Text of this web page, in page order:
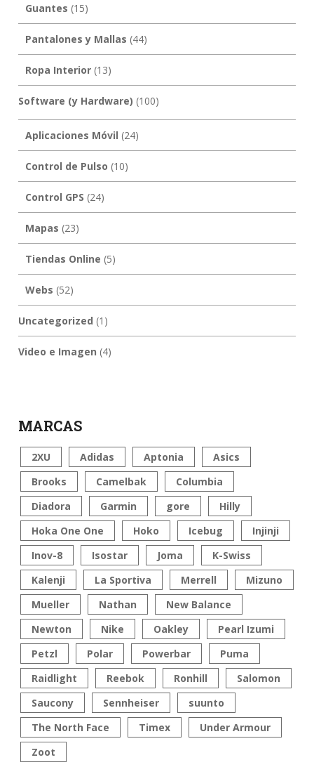
Guantes (15)
Pantalones y Mallas (44)
Ropa Interior(13)
Software (y Hardware) (100)
Aplicaciones Móvil (24)
Control de Pulso (10)
Control GPS (24)
Mapas (23)
Tiendas Online (5)
Webs (52)
Uncategorized (1)
Video e Imagen (4)
MARCAS
2XU Adidas Aptonia
Asics
Brooks
Camelbak
Columbia
Diadora
Garmin gore
Hilly
Hoka One One
Hoko Icebug
Injinji
Inov-8
Isostar Joma
K-Swiss
Kalenji
La Sportiva Merrell
Mizuno
Mueller
Nathan
New Balance
Newton
Nike Oakley
Pearl Izumi
Petzl
Polar Powerbar
Puma
Raidlight
Reebok Ronhill
Salomon
Saucony
Sennheiser
suunto
The North Face
Timex
Under Armour
Zoot